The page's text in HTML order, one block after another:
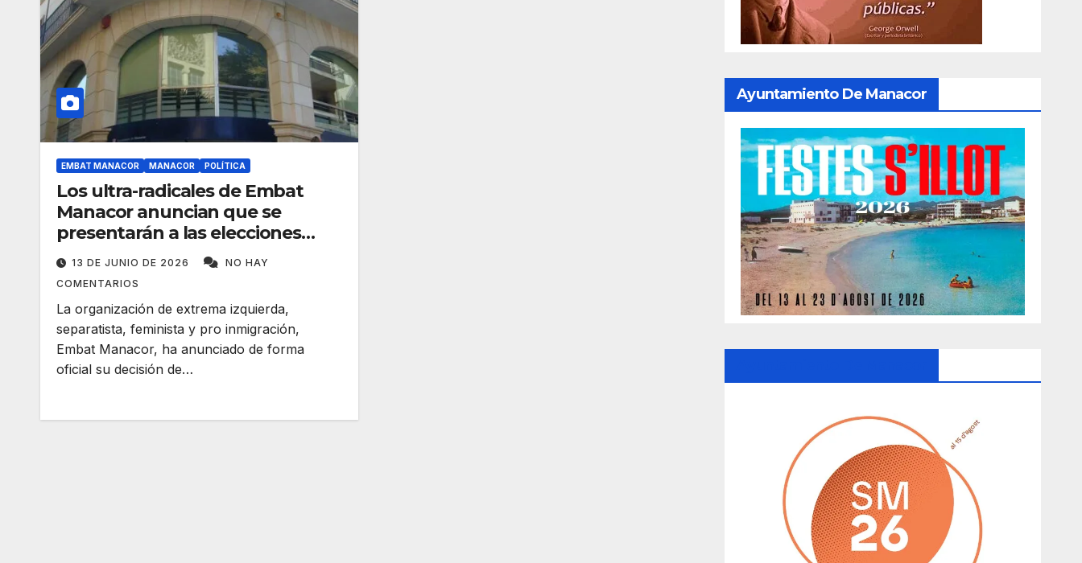
EMBAT MANACOR MANACOR POLÍTICA
Los ultra-radicales de Embat
Manacor anuncian que se
presentarán a las elecciones
municipales
13 DE JUNIO DE 2026
NO HAY
COMENTARIOS
La organización de extrema izquierda,
separatista, feminista y pro inmigración,
Embat Manacor, ha anunciado de forma
oficial su decisión de…
Ayuntamiento De Manacor